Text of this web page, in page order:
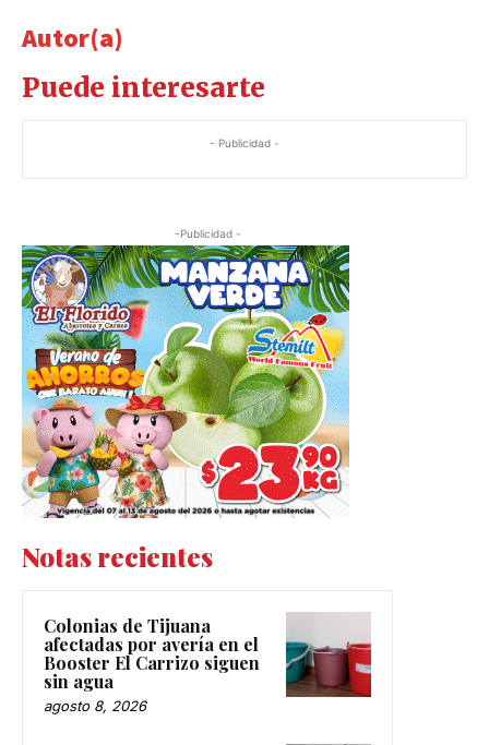
Autor(a)
Puede interesarte
- Publicidad -
-Publicidad -
Notas recientes
Colonias de Tijuana
afectadas por avería en el
Booster El Carrizo siguen
sin agua
agosto 8, 2026